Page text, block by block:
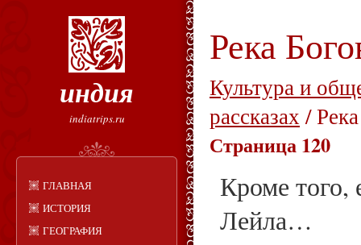
индия
indiatrips.ru
ГЛАВНАЯ
ИСТОРИЯ
ГЕОГРАФИЯ
Река
Культура и
рассказах/
Страница 120
Кроме того,
Лейла…